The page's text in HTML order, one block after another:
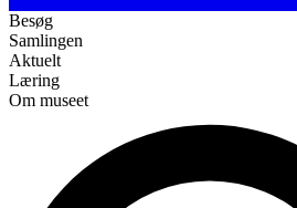
Besøg
Samlingen
Aktuelt
Læring
Om museet